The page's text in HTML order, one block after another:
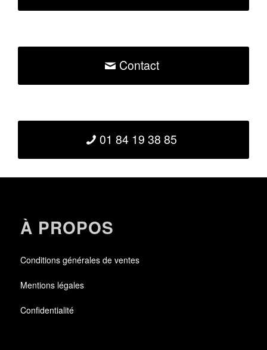
Contact
01 84 19 38 85
À PROPOS
Conditions générales de ventes
Mentions légales
Confidentialité